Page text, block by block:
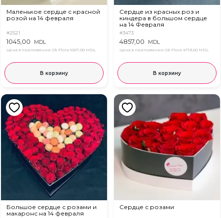
Маленькое сердце с красной
розой на 14 февраля
#2521
1045,00 MDL
Цена в приложении Ok Flora 1007,00 MDL
В корзину
Сердце из красных роз и
киндера в большом сердце
на 14 Февраля
#3473
4857,00 MDL
Цена в приложении Ok Flora 4719,00 MDL
В корзину
Большое сердце с розами и
макаронс на 14 февраля
Сердце с розами